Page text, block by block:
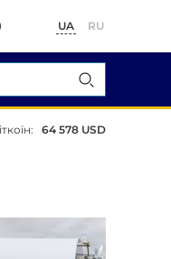
UA RU
64 578 USD